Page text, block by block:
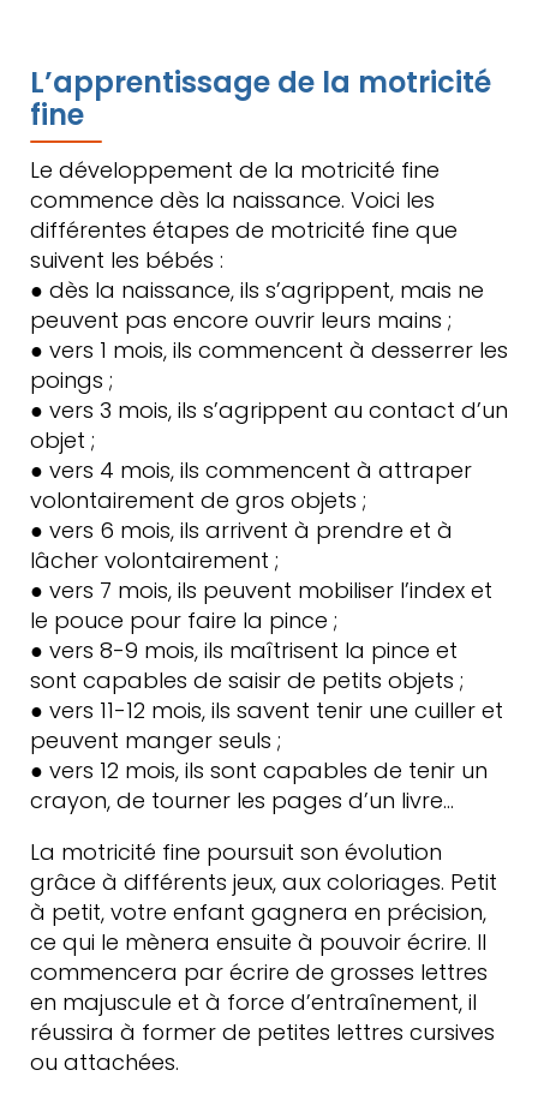
L’apprentissage de la motricité
fine
Le développement de la motricité fine
commence dès la naissance. Voici les
différentes étapes de motricité fine que
suivent les bébés :
● dès la naissance, ils s’agrippent, mais ne
peuvent pas encore ouvrir leurs mains ;
● vers 1 mois, ils commencent à desserrer les
poings ;
● vers 3 mois, ils s’agrippent au contact d’un
objet ;
● vers 4 mois, ils commencent à attraper
volontairement de gros objets ;
● vers 6 mois, ils arrivent à prendre et à
lâcher volontairement ;
● vers 7 mois, ils peuvent mobiliser l’index et
le pouce pour faire la pince ;
● vers 8-9 mois, ils maîtrisent la pince et
sont capables de saisir de petits objets ;
● vers 11-12 mois, ils savent tenir une cuiller et
peuvent manger seuls ;
● vers 12 mois, ils sont capables de tenir un
crayon, de tourner les pages d’un livre…
La motricité fine poursuit son évolution
grâce à différents jeux, aux coloriages. Petit
à petit, votre enfant gagnera en précision,
ce qui le mènera ensuite à pouvoir écrire. Il
commencera par écrire de grosses lettres
en majuscule et à force d’entraînement, il
réussira à former de petites lettres cursives
ou attachées.